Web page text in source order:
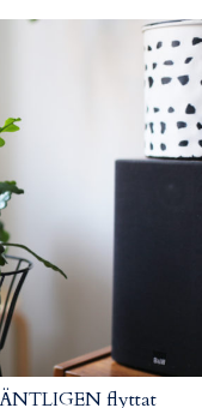
flyttat